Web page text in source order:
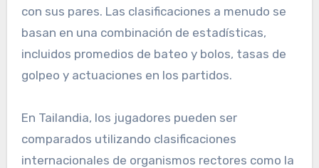
con sus pares. Las clasificaciones a menudo se
basan en una combinación de estadísticas,
incluidos promedios de bateo y bolos, tasas de
golpeo y actuaciones en los partidos.
En Tailandia, los jugadores pueden ser
comparados utilizando clasificaciones
internacionales de organismos rectores como la